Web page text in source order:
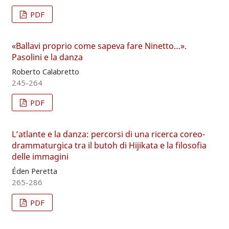
PDF
«Ballavi proprio come sapeva fare Ninetto…».
Pasolini e la danza
Roberto Calabretto
245-264
PDF
L’atlante e la danza: percorsi di una ricerca coreo-
drammaturgica tra il butoh di Hijikata e la filosofia
delle immagini
Éden Peretta
265-286
PDF